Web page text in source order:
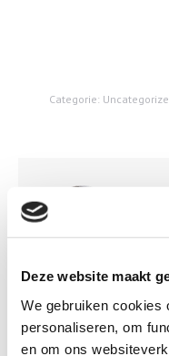
Deze website maakt
We gebruiken cookies
personaliseren, om
en om ons
Categorie: